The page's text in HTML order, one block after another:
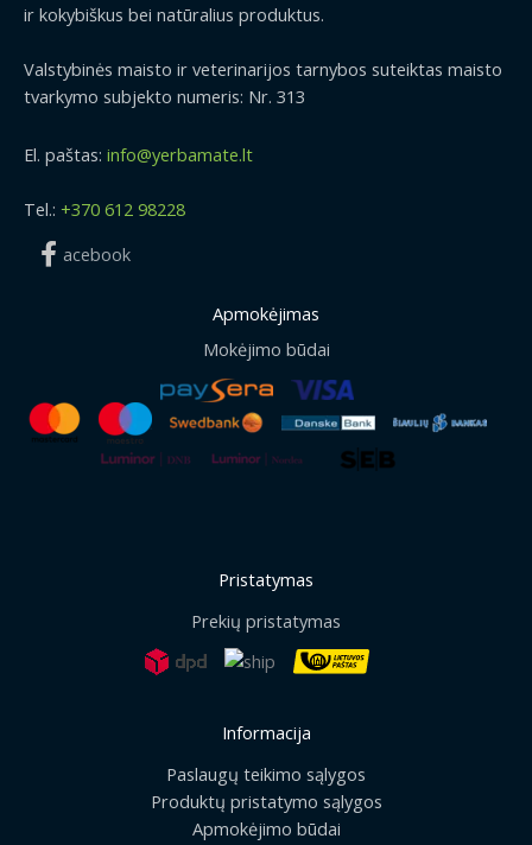
ir kokybiškus bei natūralius produktus.
Valstybinės maisto ir veterinarijos tarnybos suteiktas maisto
tvarkymo subjekto numeris: Nr. 313
El. paštas: info@yerbamate.lt
Tel.: +370 612 98228
acebook
Apmokėjimas
Mokėjimo būdai
Pristatymas
Prekių pristatymas
Informacija
Paslaugų teikimo sąlygos
Produktų pristatymo sąlygos
Apmokėjimo būdai